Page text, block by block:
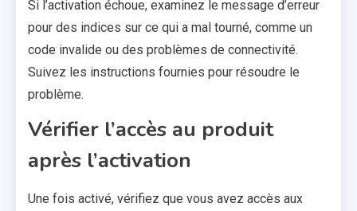
Si l’activation échoue, examinez le message d’erreur
pour des indices sur ce qui a mal tourné, comme un
code invalide ou des problèmes de connectivité.
Suivez les instructions fournies pour résoudre le
problème.
Vérifier l’accès au produit
après l’activation
Une fois activé, vérifiez que vous avez accès aux